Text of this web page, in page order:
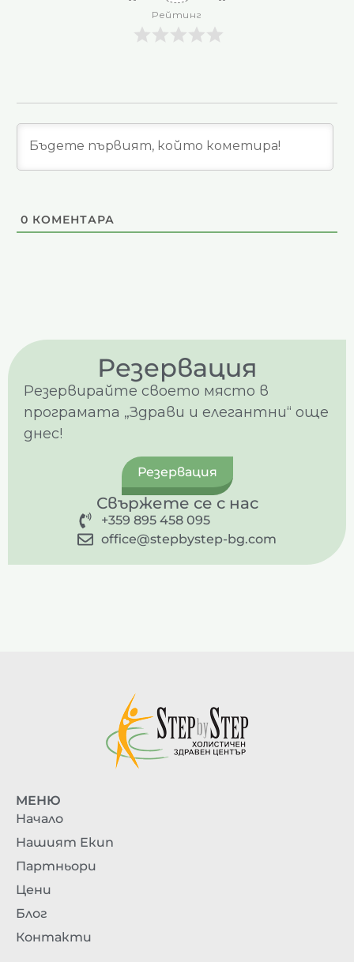
Рейтинг
0 КОМЕНТАРА
Резервация
Резервирайте своето място в
програмата „Здрави и елегантни“ още
днес!
Резервация
Свържете се с нас
+359 895 458 095
office@stepbystep-bg.com
МЕНЮ
Начало
Нашият Екип
Партньори
Цени
Блог
Контакти